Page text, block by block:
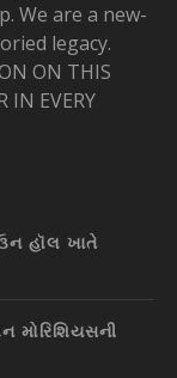
We are a new-
legacy.
ON THIS
IN EVERY
હૉલ ખાતે
મોરિશિયસની